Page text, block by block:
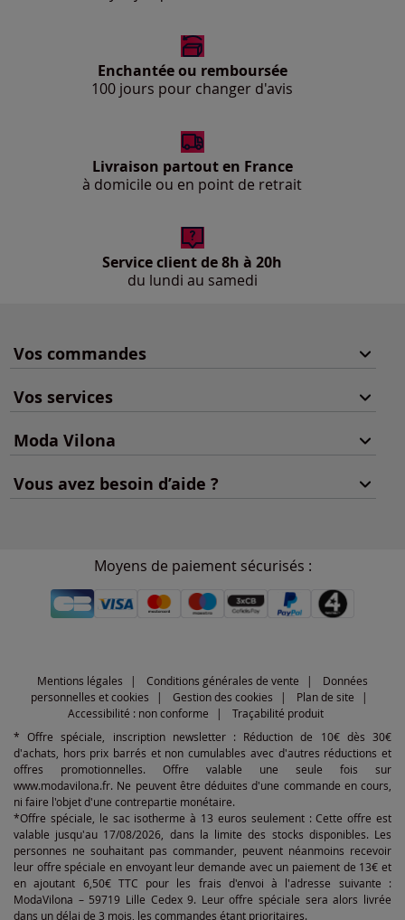
Enchantée ou remboursée
100 jours pour changer d'avis
Livraison partout en France
à domicile ou en point de retrait
Service client de 8h à 20h
du lundi au samedi
Vos commandes
Vos services
Moda Vilona
Vous avez besoin d’aide ?
Moyens de paiement sécurisés :
Mentions légales Conditions générales de vente
Données
personnelles et cookies
Gestion des cookies
Plan de site
Accessibilité : non conforme
Traçabilité produit
* Offre spéciale, inscription newsletter : Réduction de 10€ dès 30€
d'achats, hors prix barrés et non cumulables avec d'autres réductions et
offres promotionnelles. Offre valable une seule fois sur
www.modavilona.fr. Ne peuvent être déduites d'une commande en cours,
ni faire l'objet d'une contrepartie monétaire.
*Offre spéciale, le sac isotherme à 13 euros seulement : Cette offre est
valable jusqu'au 17/08/2026, dans la limite des stocks disponibles. Les
personnes ne souhaitant pas commander, peuvent néanmoins recevoir
leur offre spéciale en envoyant leur demande avec un paiement de 13€ et
en ajoutant 6,50€ TTC pour les frais d'envoi à l'adresse suivante :
ModaVilona – 59719 Lille Cedex 9. Leur offre spéciale sera alors livrée
dans un délai de 3 mois, les commandes étant prioritaires.